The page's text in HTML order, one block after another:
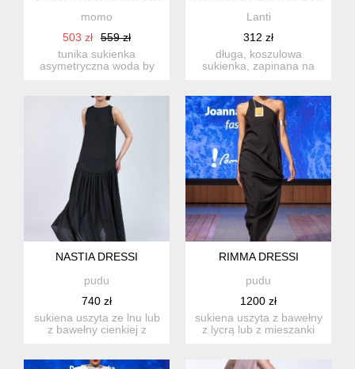
momo
503 zł
559 zł
tunika sukienka
asymetryczna woda by
Lanti
312 zł
długa, koszulowa
sukienka, zapinana na
NASTIA DRESSI
pudu
740 zł
sukiena uszyta ze lnu lub
z bawełny cienkiej z
RIMMA DRESSI
pudu
1200 zł
sukiena uszyta z bawełny
z lycrą lub z mieszanki